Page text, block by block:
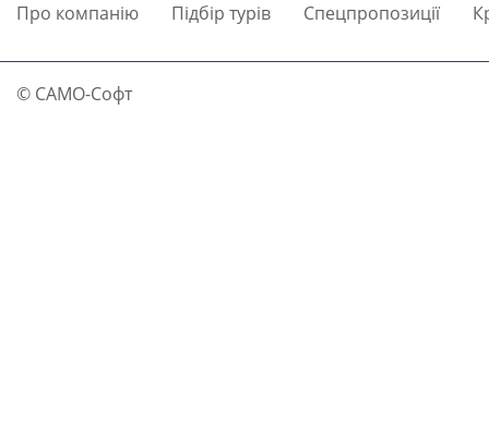
Про компанію
Підбір турів Спецпропозиції
© САМО-Софт